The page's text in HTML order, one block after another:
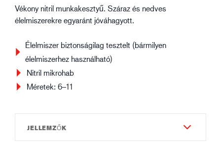
Vékony nitril munkakesztyű. Száraz és nedves
élelmiszerekre egyaránt jóváhagyott.
Élelmiszer biztonságilag tesztelt (bármilyen
élelmiszerhez használható)
Nitril mikrohab
Méretek: 6–11
JELLEMZŐK